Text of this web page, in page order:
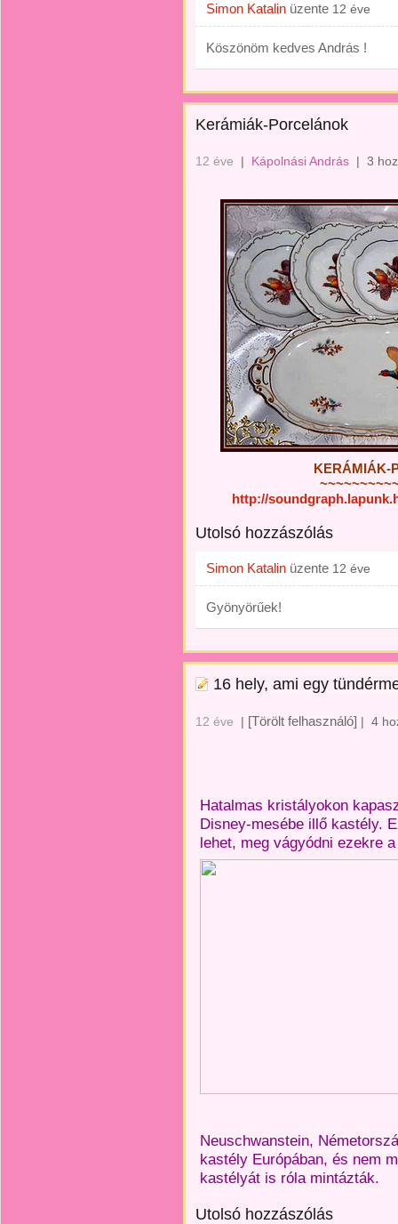
Simon Katalin üzente 12 éve
Köszönöm kedves András !
Kerámiák-Porcelánok
12 éve | Kápolnási András | 3
KERÁMIÁK-
http://
Utolsó hozzászólás
Simon Katalin üzente 12 éve
Gyönyörűek!
16 hely, ami egy
12 éve | [Törölt felhasználó] | 4
Hatalmas kristályokon
Disney-mesébe illő kastély.
lehet, meg vágyódni ezekre
Neuschwanstein,
kastély Európában, és nem
kastélyát is róla mintázták.
Utolsó hozzászólás